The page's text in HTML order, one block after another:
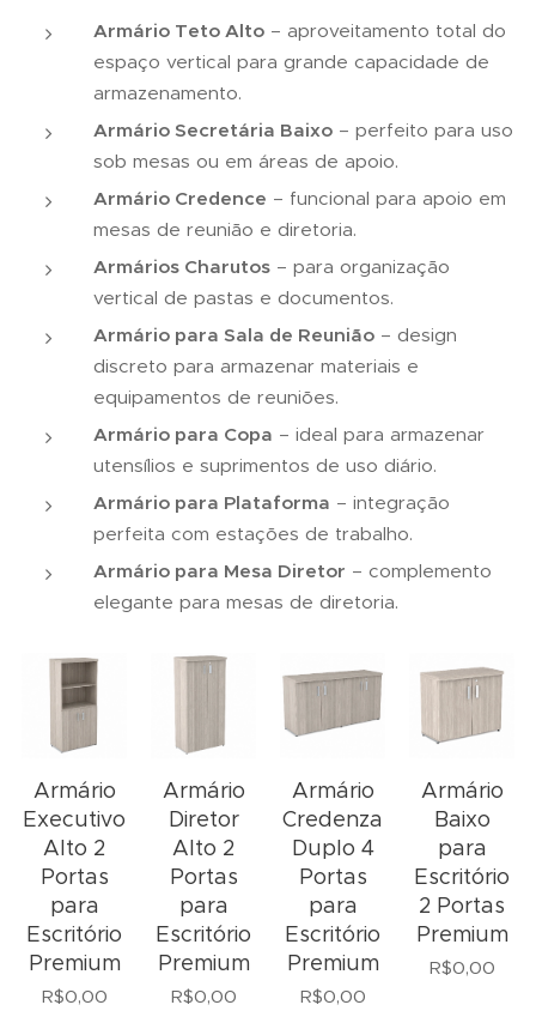
Armário Teto Alto – aproveitamento total do
espaço vertical para grande capacidade de
armazenamento.
Armário Secretária Baixo – perfeito para uso
sob mesas ou em áreas de apoio.
Armário Credence – funcional para apoio em
mesas de reunião e diretoria.
Armários Charutos – para organização
vertical de pastas e documentos.
Armário para Sala de Reunião – design
discreto para armazenar materiais e
equipamentos de reuniões.
Armário para Copa – ideal para armazenar
utensílios e suprimentos de uso diário.
Armário para Plataforma – integração
perfeita com estações de trabalho.
Armário para Mesa Diretor – complemento
elegante para mesas de diretoria.
Armário
Executivo
Alto 2
Portas
para
Escritório
Premium
R$0,00
Armário
Diretor
Alto 2
Portas
para
Escritório
Premium
R$0,00
Armário
Credenza
Duplo 4
Portas
para
Escritório
Premium
R$0,00
Armário
Baixo
para
Escritório
2 Portas
Premium
R$0,00